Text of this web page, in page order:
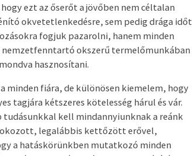
ezt az őserőt a jövőben nem céltalan
okvetetlenkedésre, sem pedig drága időt
fogjuk pazarolni, hanem minden
nemzetfenntartó okszerű termelőmunkában
hasznosítani.
minden fiára, de különösen kiemelem, hogy
tagjára kétszeres kötelesség hárul és vár.
tudásunkkal kell mindannyiunknak a reánk
legalábbis kettőzött erővel,
a hatáskörünkben mutatkozó minden